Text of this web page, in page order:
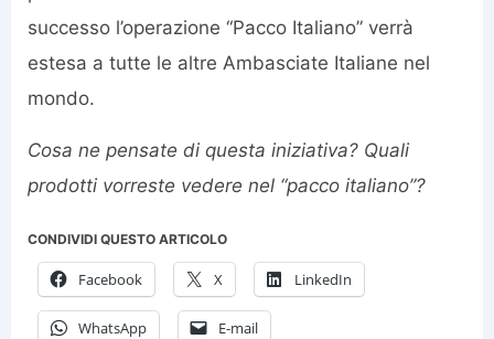
successo l’operazione “Pacco Italiano” verrà
estesa a tutte le altre Ambasciate Italiane nel
mondo.
Cosa ne pensate di questa iniziativa? Quali
prodotti vorreste vedere nel “pacco italiano”?
CONDIVIDI QUESTO ARTICOLO
Facebook X LinkedIn
WhatsApp E-mail